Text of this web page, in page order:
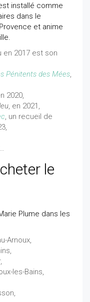
installé comme
dans le
et anime
en 2017 est son
Pénitents des Mées,
2020,
, en 2021,
, un recueil de
le
Plume dans les
Arnoux,
les-Bains,